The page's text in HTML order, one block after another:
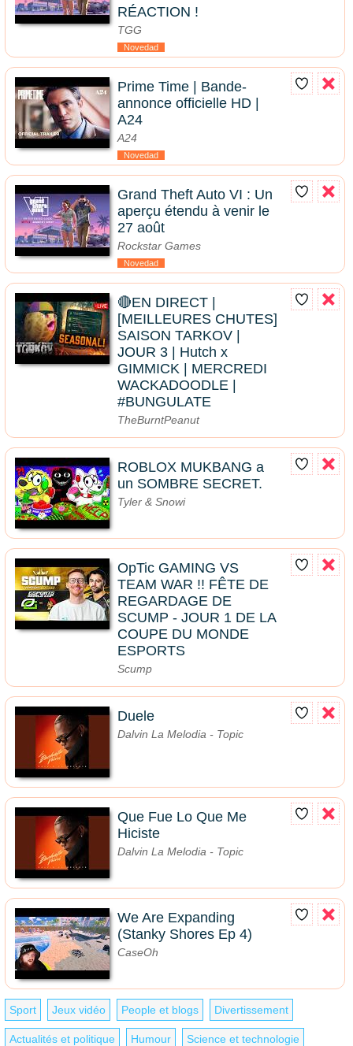
RÉACTION !
TGG
Novedad
Prime Time | Bande-
annonce officielle HD |
A24
A24
Novedad
Grand Theft Auto VI : Un
aperçu étendu à venir le
27 août
Rockstar Games
Novedad
🔴EN DIRECT |
[MEILLEURES CHUTES]
SAISON TARKOV |
JOUR 3 | Hutch x
GIMMICK | MERCREDI
WACKADOODLE |
#BUNGULATE
TheBurntPeanut
ROBLOX MUKBANG a
un SOMBRE SECRET.
Tyler & Snowi
OpTic GAMING VS
TEAM WAR !! FÊTE DE
REGARDAGE DE
SCUMP - JOUR 1 DE LA
COUPE DU MONDE
ESPORTS
Scump
Duele
Dalvin La Melodia - Topic
Que Fue Lo Que Me
Hiciste
Dalvin La Melodia - Topic
We Are Expanding
(Stanky Shores Ep 4)
CaseOh
Sport Jeux vidéo People et blogs Divertissement
Actualités et politique Humour Science et technologie